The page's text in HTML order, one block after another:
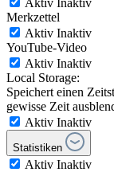
Merkzettel
Aktiv Inaktiv
YouTube-Video
Aktiv Inaktiv
Local Storage:
Speichert einen
gewisse Zeit
Aktiv Inaktiv
Statistiken
Aktiv Inaktiv